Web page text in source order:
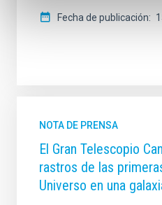
Fecha de publicación
NOTA DE PRENSA
El Gran Telescopio
rastros de las
Universo en una